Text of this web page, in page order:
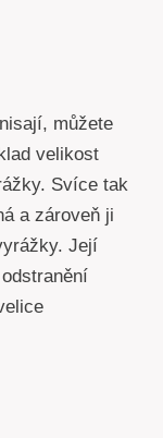
můžete
velikost
Svíce tak
a zároveň ji
Její